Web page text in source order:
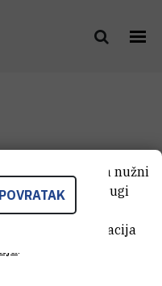
POVRATAK
od tih kolačića nužni
dok se drugi
radi
Za više informacija
.